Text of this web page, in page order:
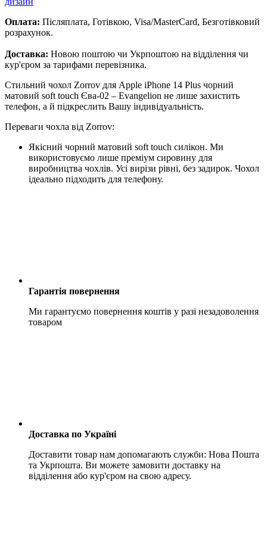
Оплата: Післяплата, Готівкою, Visa/MasterCard, Безготівковий
розрахунок.
Доставка: Новою поштою чи Укрпоштою на відділення чи
кур'єром за тарифами перевізника.
Стильний чохол Zorrov для Apple iPhone 14 Plus чорний
матовий soft touch Єва-02 – Evangelion не лише захистить
телефон, а й підкреслить Вашу індивідуальність.
Переваги чохла від Zorrov:
Якісний чорний матовий soft touch силікон. Ми
використовуємо лише преміум сировину для
виробництва чохлів. Усі вирізи рівні, без задирок. Чохол
ідеально підходить для телефону.
Гарантія повернення
Ми гарантуємо повернення коштів у разі незадоволення
товаром
Доставка по Україні
Доставити товар нам допомагають служби: Нова Пошта
та Укрпошта. Ви можете замовити доставку на
відділення або кур'єром на свою адресу.